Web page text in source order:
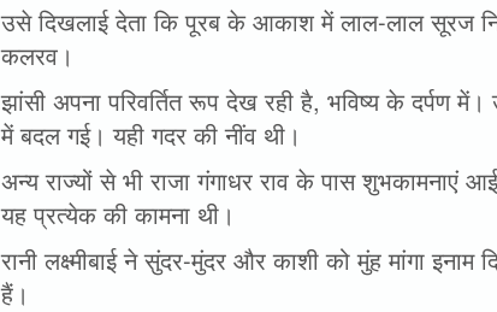
उसे दिखलाई देता कि पूरब के आकाश में लाल-लाल सूरज
कलरव।
झांसी अपना परिवर्तित रूप देख रही है, भविष्य के दर्पण
में बदल गई। यही गदर की नींव थी।
अन्य राज्यों से भी राजा गंगाधर राव के पास
यह प्रत्येक की कामना थी।
रानी लक्ष्मीबाई ने सुंदर-मुंदर और काशी को मुंह मांगा
हैं।